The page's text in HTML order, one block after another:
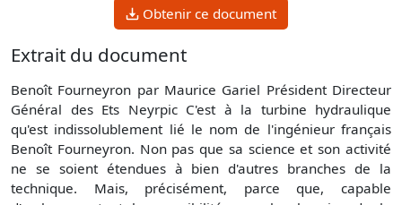
Obtenir ce document
Extrait du document
Benoît Fourneyron par Maurice Gariel Président Directeur
Général des Ets Neyrpic C'est à la turbine hydraulique
qu'est indissolublement lié le nom de l'ingénieur français
Benoît Fourneyron. Non pas que sa science et son activité
ne se soient étendues à bien d'autres branches de la
technique. Mais, précisément, parce que, capable